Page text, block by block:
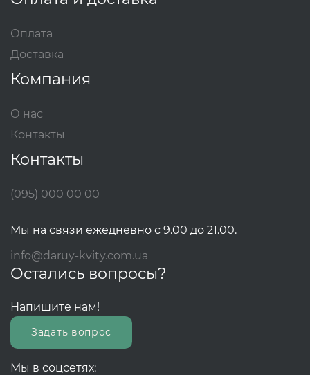
Оплата
Доставка
Компания
О нас
Контакты
Контакты
(095) 000 00 00
Мы на связи ежедневно с 9.00 до 21.00.
info@daruy-kvity.com.ua
Остались вопросы?
Напишите нам!
Задать вопрос
Мы в соцсетях: